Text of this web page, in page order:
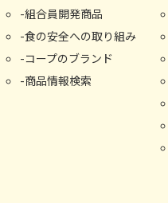
組合員開発商品
食の安全への取り組み
コープのブランド
商品情報検索